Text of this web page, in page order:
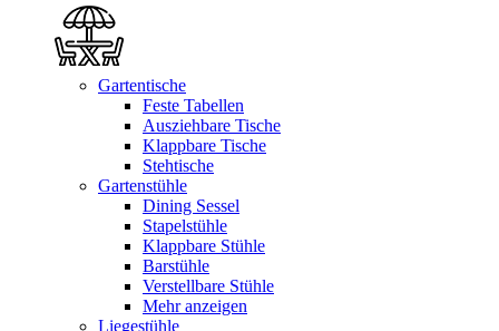
Gartentische
Feste Tabellen
Ausziehbare Tische
Klappbare Tische
Stehtische
Gartenstühle
Dining Sessel
Stapelstühle
Klappbare Stühle
Barstühle
Verstellbare Stühle
Mehr anzeigen
Liegestühle